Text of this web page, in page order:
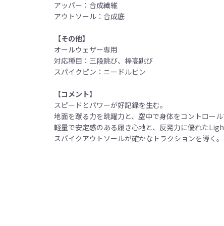
アッパー：合成繊維
アウトソール：合成底
【その他】
オールウェザー専用
対応種目：三段跳び、棒高跳び
スパイクピン：ニードルピン
【コメント】
スピードとパワーが好記録を生む。
地面を蹴る力を跳躍力と、空中で身体をコントロー
軽量で安定感のある履き心地と、反発力に優れた
スパイクアウトソールが確かなトラクションを導く。